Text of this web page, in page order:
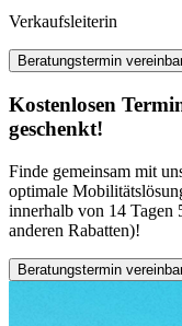
Verkaufsleiterin
Beratungstermin
Kostenlosen
geschenkt!
Finde gemeinsam mit
optimale
innerhalb von 14 Tagen
anderen Rabatten)!
Beratungstermin